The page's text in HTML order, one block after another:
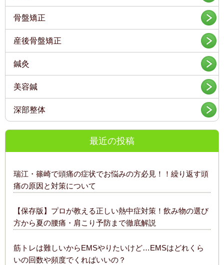
骨盤矯正
産後骨盤矯正
鍼灸
美容鍼
深部整体
最近の投稿
瑞江・篠崎で頭痛の症状でお悩みの方必見！！繰り返す頭
痛の原因と対策について
【保存版】プロが教える正しい熱中症対策！飲み物の選び
方から夏の腰痛・肩こり予防まで徹底解説
筋トレは難しいからEMSやりたいけど…EMSはどれくら
いの回数や頻度でくればいいの？